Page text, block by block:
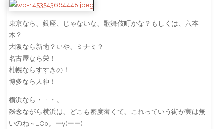
東京なら、銀座、じゃないな、歌舞伎町かな？もしくは、六本
木？
大阪なら新地？いや、ミナミ？
名古屋なら栄！
札幌ならすすきの！
博多なら天神！
横浜なら・・・。
残念ながら横浜は、どこも密度薄くて、これっていう街が実は無
いのね～…Oo。ーy(ーー)